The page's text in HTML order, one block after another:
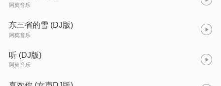
阿莫音乐
东三省的雪 (DJ版)
阿莫音乐
听 (DJ版)
阿莫音乐